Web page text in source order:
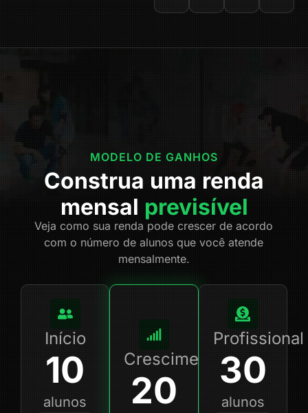
MODELO DE GANHOS
Construa uma renda
mensal previsível
Veja como sua renda pode crescer de acordo
com o número de alunos que você atende
mensalmente.
Início
10
alunos
Crescimento
20
Profissional
30
alunos